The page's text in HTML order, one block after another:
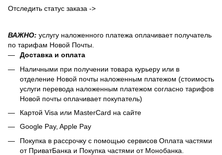
Отследить статус заказа ->
ВАЖНО: услугу наложенного платежа оплачивает получатель
по тарифам Новой Почты.
Доставка и оплата
Наличными при получении товара курьеру или в
отделение Новой почты наложенным платежом (стоимость
услуги перевода наложенным платежом согласно тарифов
Новой почты оплачивает покупатель)
Картой Visa или MasterCard на сайте
Google Pay, Apple Pay
Покупка в рассрочку с помощью сервисов Оплата частями
от ПриватБанка и Покупка частями от Монобанка.